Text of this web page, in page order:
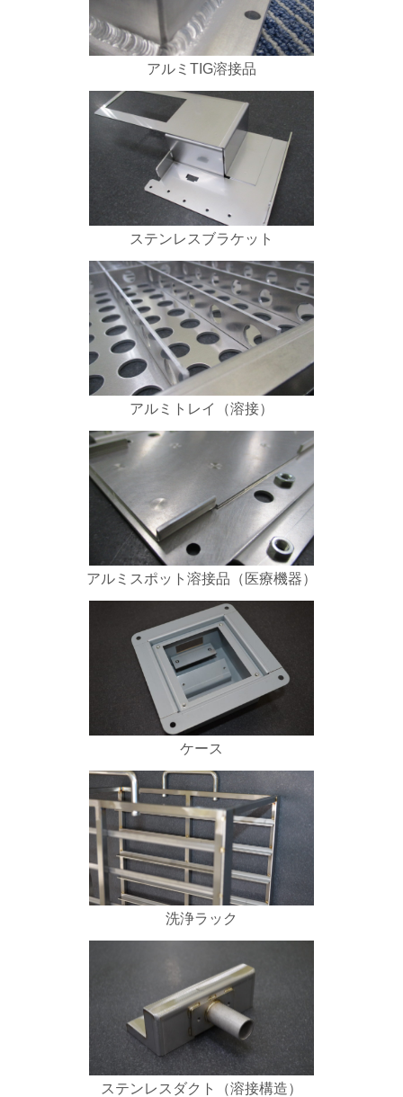
アルミTIG溶接品
ステンレスブラケット
アルミトレイ（溶接）
アルミスポット溶接品（医療機器）
ケース
洗浄ラック
ステンレスダクト（溶接構造）